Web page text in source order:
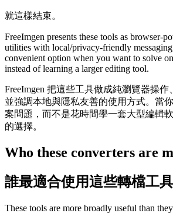
就這樣結束。
FreeImgen presents these tools as browser-
utilities with local/privacy-friendly
convenient option when you want to solve
instead of learning a larger editing tool.
FreeImgen 把這些工具做成純瀏覽器操作
並強調本地與隱私友善的使用方式。當
案問題，而不是花時間學一套大型編輯
的選擇。
Who these converters are
誰最適合使用這些轉檔工具
These tools are more broadly useful than